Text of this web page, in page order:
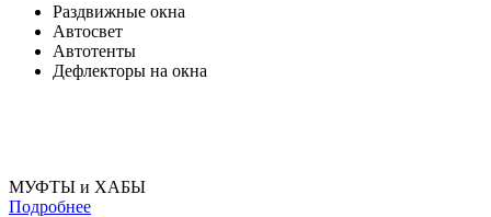
Раздвижные окна
Автосвет
Автотенты
Дефлекторы на окна
МУФТЫ и ХАБЫ
Подробнее